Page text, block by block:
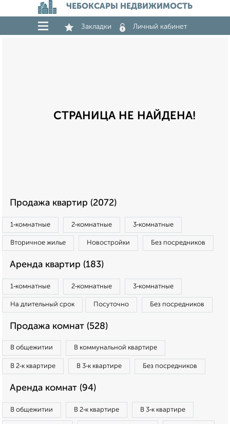
ЧЕБОКСАРЫ НЕДВИЖИМОСТЬ
Закладки Личный кабинет
СТРАНИЦА НЕ НАЙДЕНА!
Продажа квартир (2072)
1‑комнатные 2‑комнатные 3‑комнатные
Вторичное жилье Новостройки Без посредников
Аренда квартир (183)
1‑комнатные 2‑комнатные 3‑комнатные
На длительный срок Посуточно Без посредников
Продажа комнат (528)
В общежитии В коммунальной квартире
В 2‑к квартире В 3‑к квартире Без посредников
Аренда комнат (94)
В общежитии В 2‑к квартире В 3‑к квартире